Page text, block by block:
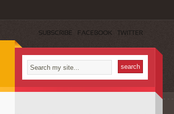
SUBSCRIBE FACEBOOK TWITTER